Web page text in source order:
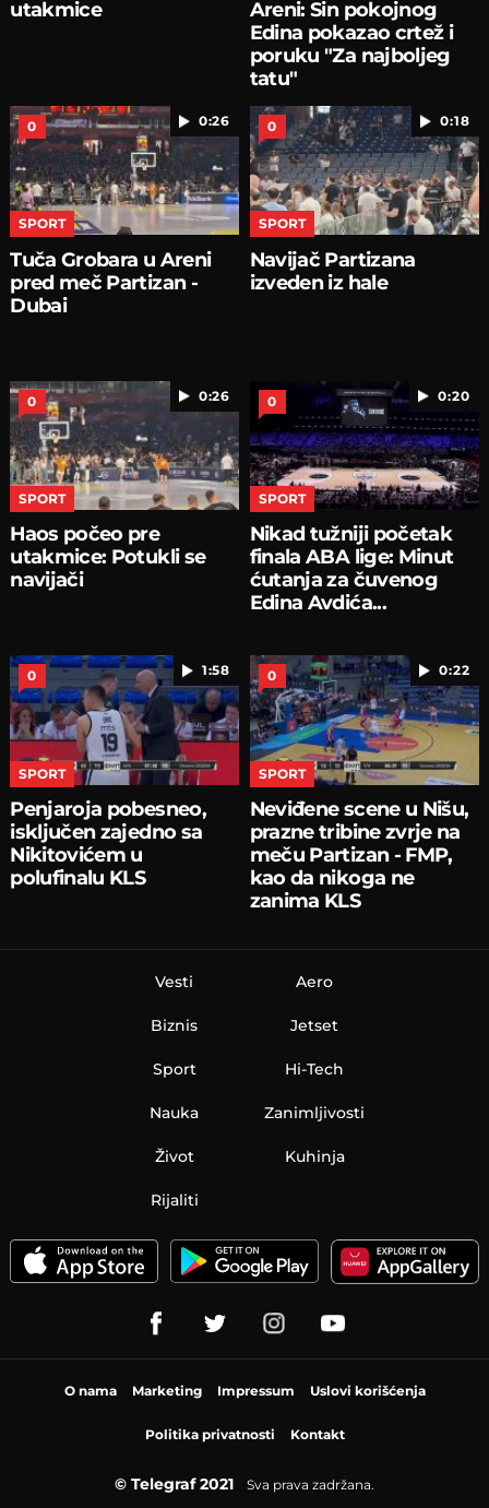
utakmice
Areni: Sin pokojnog
Edina pokazao crtež i
poruku "Za najboljeg
tatu"
0:26
0
SPORT
Tuča Grobara u Areni
pred meč Partizan -
Dubai
0:18
0
SPORT
Navijač Partizana
izveden iz hale
0:26
0
SPORT
Haos počeo pre
utakmice: Potukli se
navijači
0:20
0
SPORT
Nikad tužniji početak
finala ABA lige: Minut
ćutanja za čuvenog
Edina Avdića...
1:58
0
SPORT
Penjaroja pobesneo,
isključen zajedno sa
Nikitovićem u
polufinalu KLS
0:22
0
SPORT
Neviđene scene u Nišu,
prazne tribine zvrje na
meču Partizan - FMP,
kao da nikoga ne
zanima KLS
Vesti
Biznis
Sport
Nauka
Aero
Jetset
Hi-Tech
Zanimljivosti
Život Kuhinja
Rijaliti
O nama Marketing Impressum Uslovi korišćenja
Politika privatnosti Kontakt
© Telegraf 2021 Sva prava zadržana.